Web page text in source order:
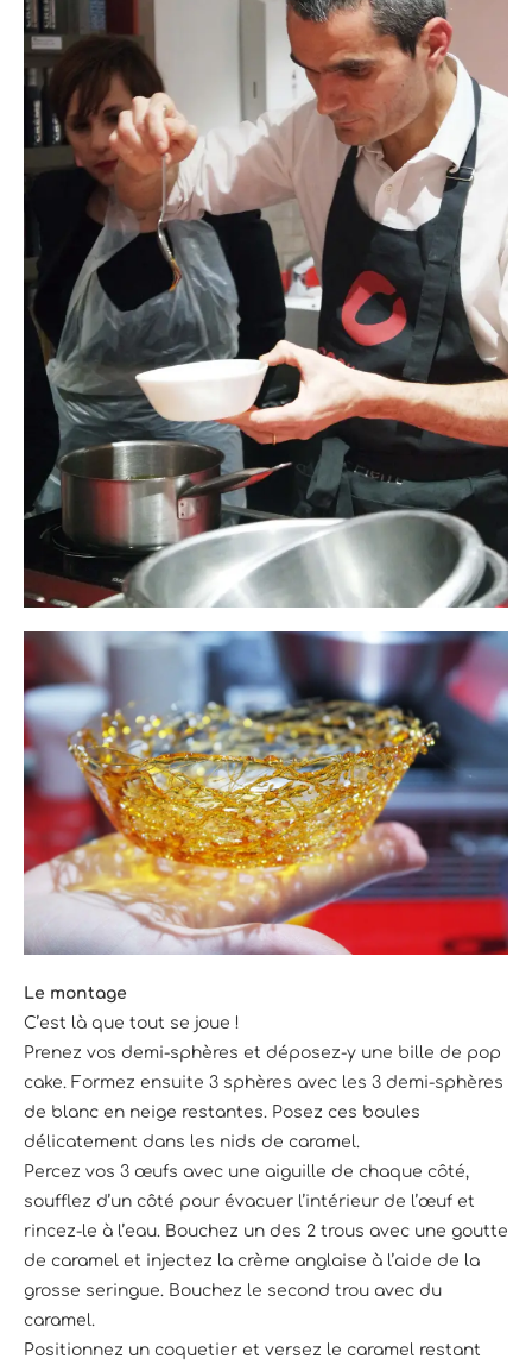
Le montage
C’est là que tout se joue !
Prenez vos demi-sphères et déposez-y une bille de pop
cake. Formez ensuite 3 sphères avec les 3 demi-sphères
de blanc en neige restantes. Posez ces boules
délicatement dans les nids de caramel.
Percez vos 3 œufs avec une aiguille de chaque côté,
soufflez d’un côté pour évacuer l’intérieur de l’œuf et
rincez-le à l’eau. Bouchez un des 2 trous avec une goutte
de caramel et injectez la crème anglaise à l’aide de la
grosse seringue. Bouchez le second trou avec du
caramel.
Positionnez un coquetier et versez le caramel restant